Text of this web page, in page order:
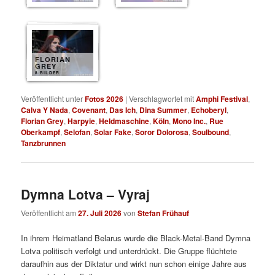
FLORIAN
GREY
8 BILDER
Veröffentlicht unterFotos 2026 |Verschlagwortet mitAmphi Festival,
Calva Y Nada,Covenant, Das Ich, Dina Summer, Echoberyl,
Florian Grey,Harpyie,Heldmaschine,Köln,Mono Inc., Rue
Oberkampf,Selofan,Solar Fake,Soror Dolorosa,Soulbound,
Tanzbrunnen
Dymna Lotva – Vyraj
Veröffentlicht am27. Juli 2026vonStefan Frühauf
In ihrem Heimatland Belarus wurde die Black-Metal-Band Dymna
Lotva politisch verfolgt und unterdrückt. Die Gruppe flüchtete
daraufhin aus der Diktatur und wirkt nun schon einige Jahre aus